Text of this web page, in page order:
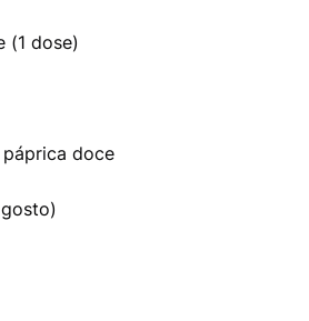
(1 dose)
páprica doce